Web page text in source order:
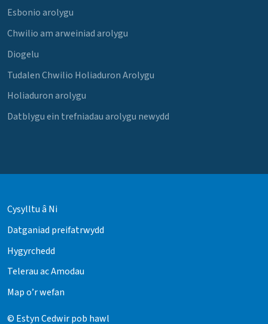
Esbonio arolygu
Chwilio am arweiniad arolygu
Diogelu
Tudalen Chwilio Holiaduron Arolygu
Holiaduron arolygu
Datblygu ein trefniadau arolygu newydd
Cysylltu â Ni
Datganiad preifatrwydd
Hygyrchedd
Telerau ac Amodau
Map o’r wefan
© Estyn Cedwir pob hawl